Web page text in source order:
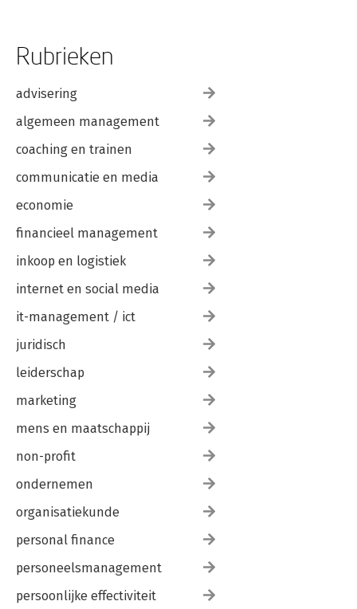
Rubrieken
advisering
algemeen management
coaching en trainen
communicatie en media
economie
financieel management
inkoop en logistiek
internet en social media
it-management / ict
juridisch
leiderschap
marketing
mens en maatschappij
non-profit
ondernemen
organisatiekunde
personal finance
personeelsmanagement
persoonlijke effectiviteit